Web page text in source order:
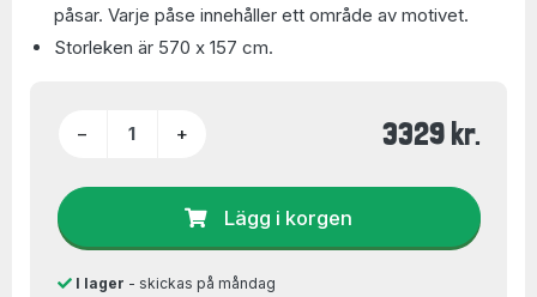
påsar. Varje påse innehåller ett område av motivet.
Storleken är 570 x 157 cm.
− + 3329 kr.
Lägg i korgen
I lager - skickas på måndag